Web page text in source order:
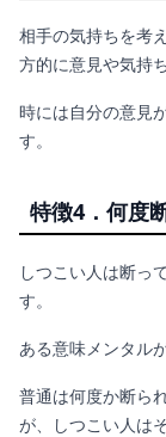
相手の気持ちを考
方的に意見や気持
時には自分の意見
す。
特徴4．何度
しつこい人は断っ
す。
ある意味メンタル
普通は何度か断ら
が、しつこい人は